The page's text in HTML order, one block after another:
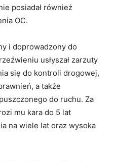
posiadał również
OC.
i doprowadzony do
usłyszał zarzuty
się do kontroli drogowej,
a także
do ruchu. Za
mu kara do 5 lat
na wiele lat oraz wysoka